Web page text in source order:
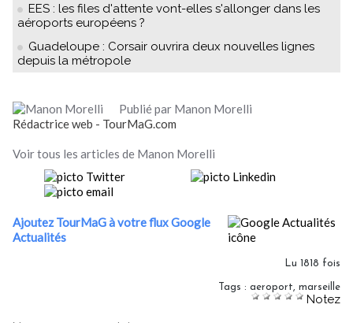
EES : les files d'attente vont-elles s'allonger dans les
aéroports européens ?
Guadeloupe : Corsair ouvrira deux nouvelles lignes
depuis la métropole
Publié par Manon Morelli
Rédactrice web - TourMaG.com
Voir tous les articles de Manon Morelli
Ajoutez TourMaG à votre flux Google
Actualités
Lu 1818 fois
Tags : aeroport, marseille
Notez